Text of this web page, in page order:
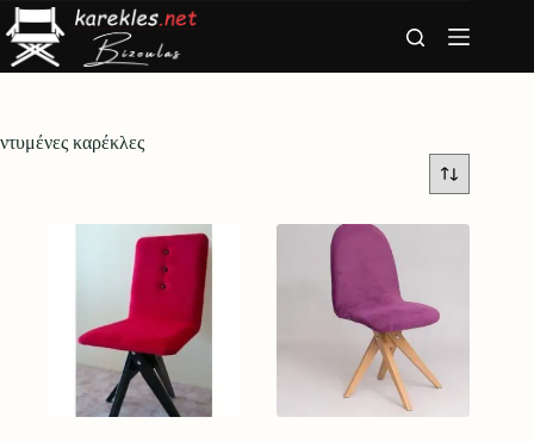
Μετάβαση
στο
περιεχόμενο
ντυμένες καρέκλες